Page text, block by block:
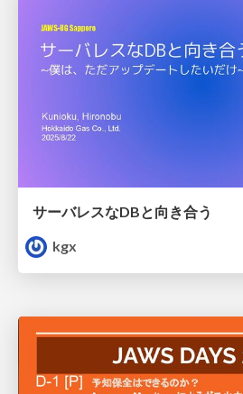
サーバレスなDBと向き合う
kgx